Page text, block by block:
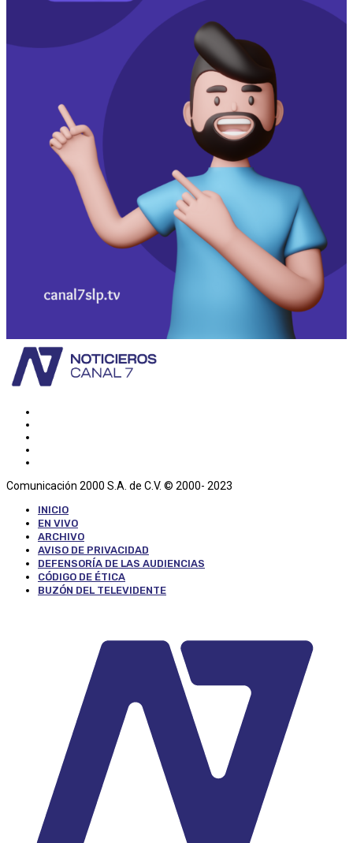
Comunicación 2000 S.A. de C.V. © 2000- 2023
INICIO
EN VIVO
ARCHIVO
AVISO DE PRIVACIDAD
DEFENSORÍA DE LAS AUDIENCIAS
CÓDIGO DE ÉTICA
BUZÓN DEL TELEVIDENTE